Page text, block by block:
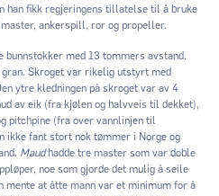
han fikk regjeringens tillatelse til å bruke
ankerspill, ror og propeller.
bunnstokker med 13 tommers avstand.
Skroget var rikelig utstyrt med
ytre kledningen på skroget var av 4
av eik (fra kjølen og halvveis til dekket),
pitchpine (fra over vannlinjen til
ikke fant stort nok tømmer i Norge og
Maudhadde tre master som var doble
noe som gjorde det mulig å seile
mente at åtte mann var et minimum for å